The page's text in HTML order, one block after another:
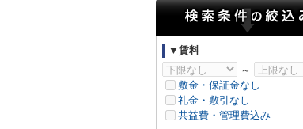
▼賃料
～
敷金・保証金なし
礼金・敷引なし
共益費・管理費込み